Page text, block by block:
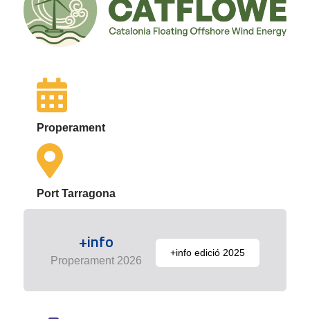
Properament
Port Tarragona
+info
Properament 2026
+info edició 2025